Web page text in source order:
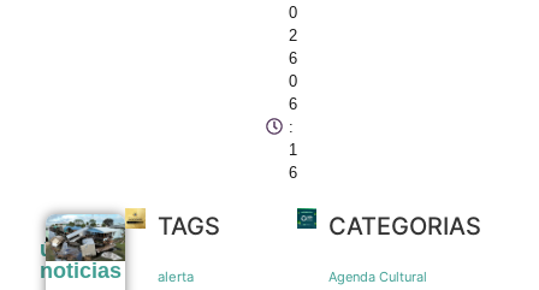
0
2
6
0
6
:
1
6
últimas
noticias
Tubarões
como
TAGS
alerta
CATEGORIAS
Agenda Cultural